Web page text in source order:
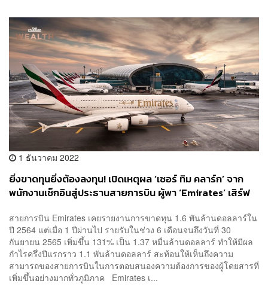
1 ธันวาคม 2022
ยิ่งขาดทุนยิ่งต้องลงทุน! เปิดเหตุผล ‘เซอร์ ทิม คลาร์ก’ จาก
พนักงานเช็กอินสู่ประธานสายการบิน ผู้พา ‘Emirates’ เสิร์ฟ
สายการบิน Emirates เคยรายงานการขาดทุน 1.6 พันล้านดอลลาร์ใน
ปี 2564 แต่เมื่อ 1 ปีผ่านไป รายรับในช่วง 6 เดือนจนถึงวันที่ 30
กันยายน 2565 เพิ่มขึ้น 131% เป็น 1.37 หมื่นล้านดอลลาร์ ทำให้มีผล
กำไรครึ่งปีแรกราว 1.1 พันล้านดอลลาร์ สะท้อนให้เห็นถึงความ
สามารถของสายการบินในการตอบสนองความต้องการของผู้โดยสารที่
เพิ่มขึ้นอย่างมากทั่วภูมิภาค Emirates เ...